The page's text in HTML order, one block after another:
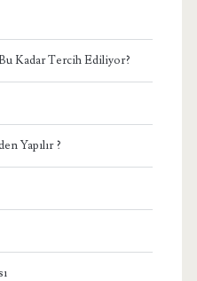
Kadar Tercih Ediliyor?
Yapılır ?